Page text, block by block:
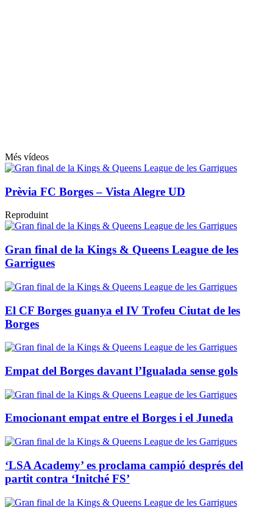
Més vídeos
Prèvia FC Borges – Vista Alegre UD
Reproduint
Gran final de la Kings & Queens League de les
Garrigues
El CF Borges guanya el IV Trofeu Ciutat de les
Borges
Empat del Borges davant l’Igualada sense gols
Emocionant empat entre el Borges i el Juneda
‘LSA Academy’ es proclama campió després del
partit contra ‘Initché FS’